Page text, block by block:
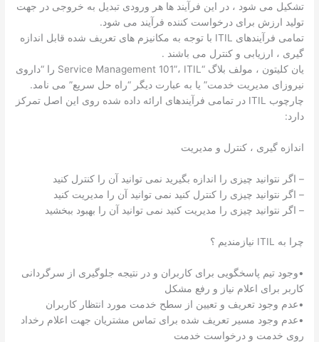
تشکیل می شود ، در این فرآیند ها هر ورودی تبدیل به خروجی در جهت
تولید ارزش برای درخواست کننده فرآیند می شود.
تمامی فرآیندهای ITIL با توجه به مکانیزم های تعریف شده قابل اندازه
گیری ، ارزیابی و کنترل می باشند .
یان کلیتون ، مولف بلاگ “Service Management 101”، ITIL را “داروی
نیروزای مدیریت خدمت” یا به عبارت دیگر “راه حل سریع” می نامد.
چارچوب ITIL در تمامی فرآیندهای ارائه داده شده روی این اصل تمرکز
دارد:
اندازه گیری ، کنترل و مدیریت
– اگر نتوانید چیزی را اندازه بگیرید نمی توانید آن را کنترل کنید
– اگر نتوانید چیزی را کنترل کنید نمی توانید آن را مدیریت کنید
– اگر نتوانید چیزی را مدیریت کنید نمی توانید آن را بهبود ببخشید
چرا به ITIL نیازمندیم ؟
•وجود تیم پاسخگویی برای کاربران و در نتیجه جلوگیری از سرگردانی
کاربر برای اعلام نیاز و رفع مشکل
•عدم وجود تعریف و تعیین از سطح خدمت مورد انتظار کاربران
•عدم وجود مسیر تعریف شده برای تماس مشتریان جهت اعلام رخداد
روی خدمت و درخواست خدمت